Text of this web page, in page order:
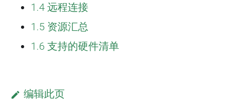
1.4 远程连接
1.5 资源汇总
1.6 支持的硬件清单
编辑此页